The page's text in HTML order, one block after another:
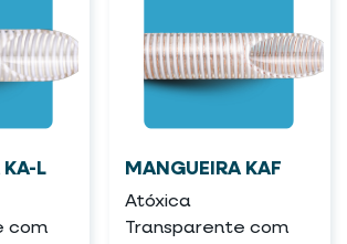
KA-L
com
MANGUEIRA KAF
Atóxica
Transparente com